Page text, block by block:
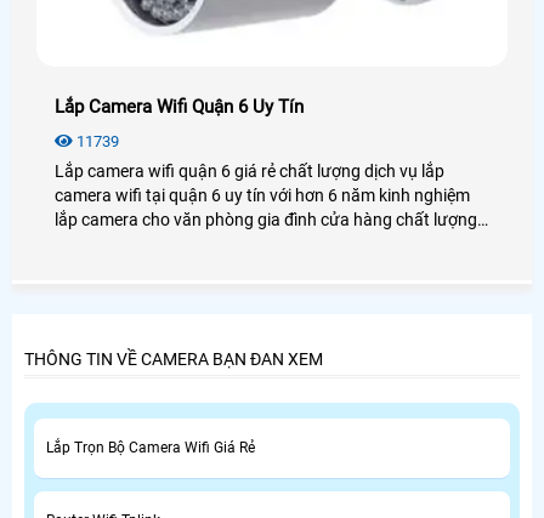
Lắp Camera Wifi Quận 6 Uy Tín
11739
Lắp camera wifi quận 6 giá rẻ chất lượng dịch vụ lắp
camera wifi tại quận 6 uy tín với hơn 6 năm kinh nghiệm
lắp camera cho văn phòng gia đình cửa hàng chất lượng,
THÔNG TIN VỀ CAMERA BẠN ĐAN XEM
Lắp Trọn Bộ Camera Wifi Giá Rẻ